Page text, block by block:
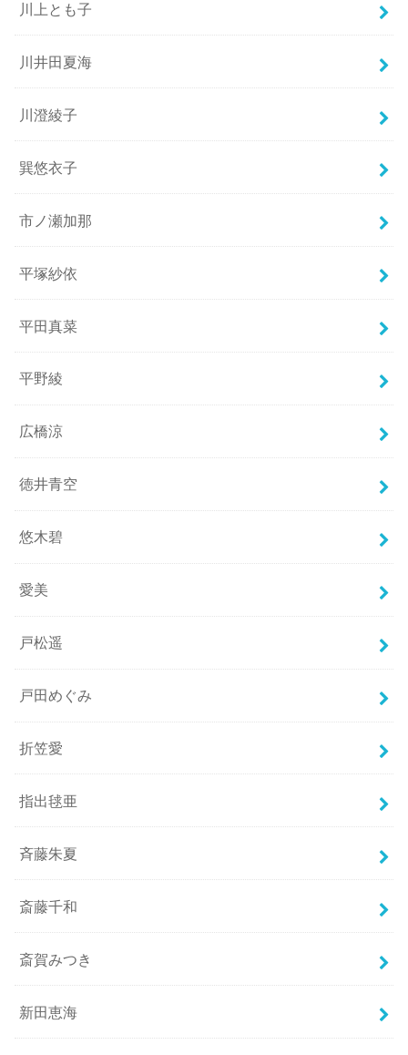
川上とも子
川井田夏海
川澄綾子
巽悠衣子
市ノ瀬加那
平塚紗依
平田真菜
平野綾
広橋涼
徳井青空
悠木碧
愛美
戸松遥
戸田めぐみ
折笠愛
指出毬亜
斉藤朱夏
斎藤千和
斎賀みつき
新田恵海